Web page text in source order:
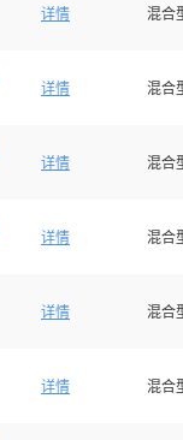
详情 混合
详情 混合
详情 混合
详情 混合
详情 混合
详情 混合